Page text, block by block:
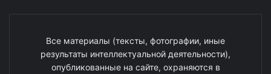
Все материалы (тексты, фотографии, иные
результаты интеллектуальной деятельности),
опубликованные на сайте, охраняются в